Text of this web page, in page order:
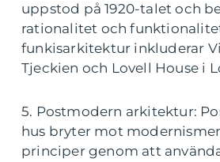
uppstod på 1920-talet och
rationalitet och
funkisarkitektur inkluderar
Tjeckien och Lovell House i
5. Postmodern arkitektur:
hus bryter mot
principer genom att